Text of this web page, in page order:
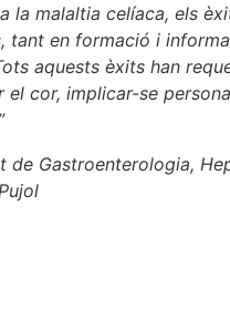
la malaltia celíaca, els
tant en formació i
aquests èxits han
cor, implicar-se
de Gastroenterologia,